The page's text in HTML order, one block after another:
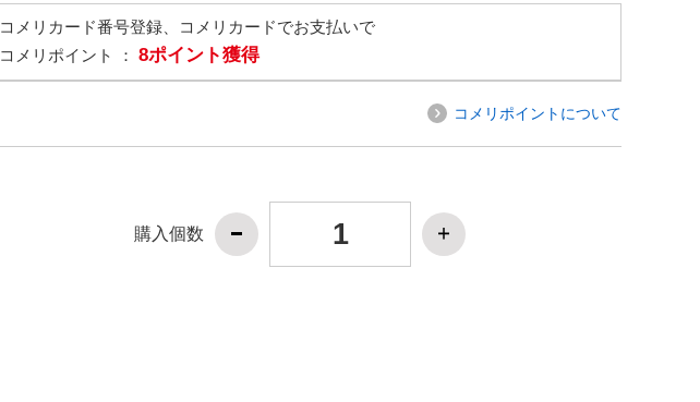
コメリカード番号登録、コメリカードでお支払いで
コメリポイント ： 8ポイント獲得
コメリポイントについて
購入個数